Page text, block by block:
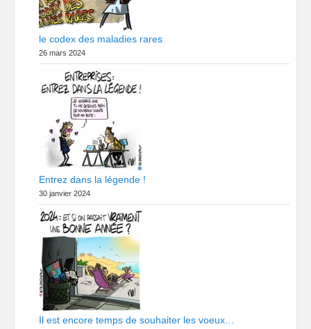
le codex des maladies rares
26 mars 2024
Entrez dans la légende !
30 janvier 2024
Il est encore temps de souhaiter les voeux…